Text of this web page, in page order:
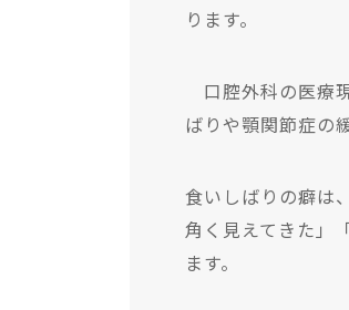
ります。
口腔外科の医療
ばりや顎関節症の
食いしばりの癖は
角く見えてきた」
ます。